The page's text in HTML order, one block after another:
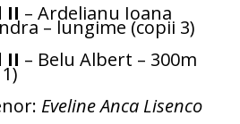
II – Ardelianu Ioana
– lungime (copii 3)
II – Belu Albert – 300m
Eveline Anca Lisenco